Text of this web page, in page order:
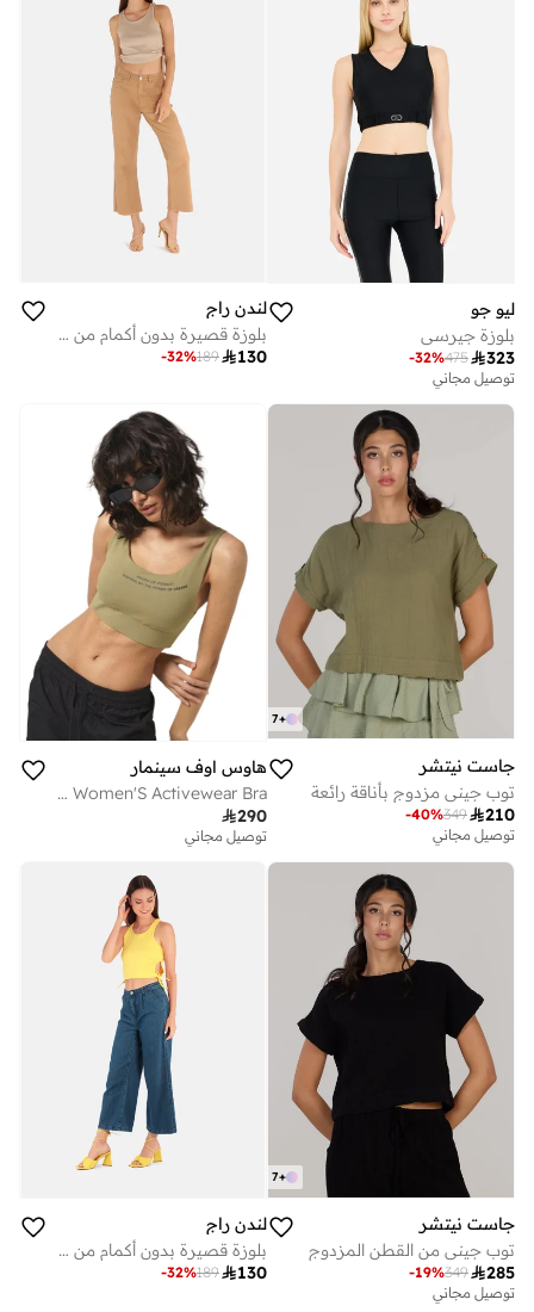
ليو جو
بلوزة جيرسي
323
475
-32%
توصيل مجاني
لندن راج
بلوزة قصيرة بدون أكمام من لندن راغ باللون البيج
130
189
-32%
+
7
جاست نيتشر
توب جيني مزدوج بأناقة رائعة
210
349
-40%
توصيل مجاني
هاوس اوف سينمار
Olive Women'S Activewear Bra
290
توصيل مجاني
+
7
جاست نيتشر
توب جيني من القطن المزدوج
285
349
-19%
توصيل مجاني
لندن راج
بلوزة قصيرة بدون أكمام من لندن راغ باللون الأصفر
130
189
-32%